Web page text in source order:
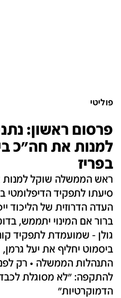
פוליטי
פרסום ראשון:
למנות את חה"כ
בפריז
ראש הממשלה שוקל
סיעתו לתפקיד הדיפלומטי
העדה הדרוזית של הליכוד
ברור אם המינוי יתממש,
גולן - שמועמדת לתפקיד
ביסמוט יחליף את יעל
התנהלות הממשלה • רק
להתקפה: "לא מסוגלת
הדמוקרטיות"